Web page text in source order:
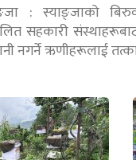
: स्याङ्जाको
सहकारी
नगर्ने ऋणीहरूलाई